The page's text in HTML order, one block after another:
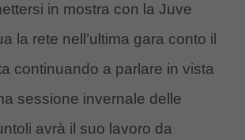
in mostra con la Juve
la rete nell’ultima gara conto il
continuando a parlare in vista
sessione invernale delle
avrà il suo lavoro da